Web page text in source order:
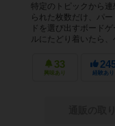
特定のトピックから
られた枚数だけ、パ
ドを選び出すボード
ルにたどり着いたら、
33
興味あり 経験あり